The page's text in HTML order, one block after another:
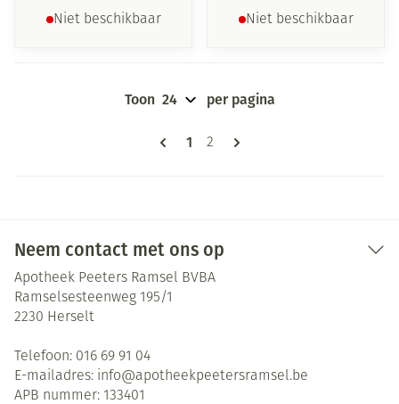
Niet beschikbaar Niet beschikbaar
Pagina's
U lees momenteel pagina
1 Pagina
2
Toon per pagina
Neem contact met ons op
Apotheek Peeters Ramsel BVBA
Ramselsesteenweg 195/1
2230 Herselt
Telefoon: 016 69 91 04
E-mailadres: info@apotheekpeetersramsel.be
APB nummer: 133401